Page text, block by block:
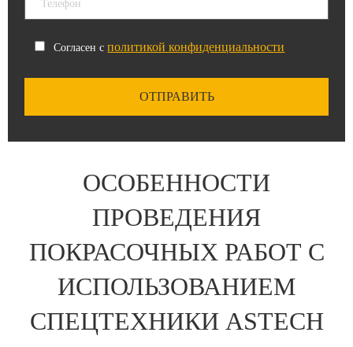
Согласен сполитикой конфиденциальности
ОСОБЕННОСТИ
ПРОВЕДЕНИЯ
ПОКРАСОЧНЫХ РАБОТ С
ИСПОЛЬЗОВАНИЕМ
СПЕЦТЕХНИКИ ASTECH